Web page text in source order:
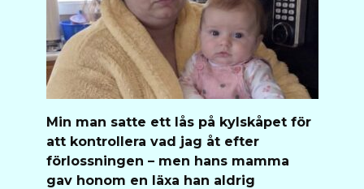
Min man satte ett lås på kylskåpet för
att kontrollera vad jag åt efter
förlossningen – men hans mamma
gav honom en läxa han aldrig